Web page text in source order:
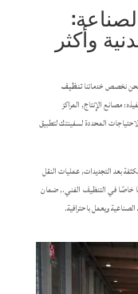
وأكثر
نخصص خدماتناتنظيف
مصانع الإنتاج, المراكز
المحددة لسفينتك لتطبيق
بعد التجديدات, عمليات النقل
خاصًا في التنظيف الفني., ضمان
ويعمل باحترافية.